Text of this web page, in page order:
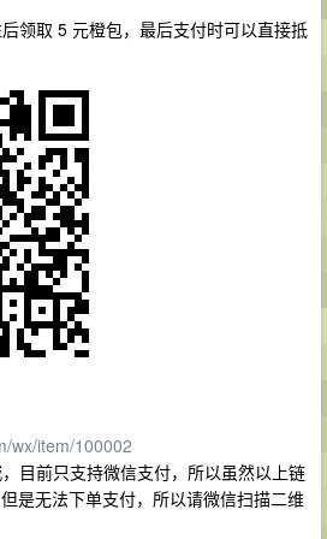
领取 5 元橙包，最后支付时可以直接抵
wx/item/100002
目前只支持微信支付，所以虽然以上链
是无法下单支付，所以请微信扫描二维